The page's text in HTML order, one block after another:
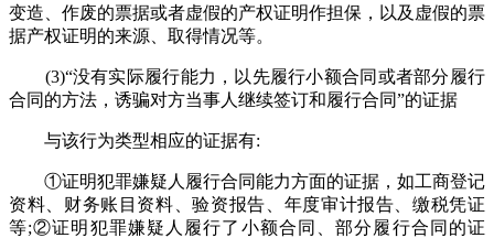
变造、作废的票据或者虚假的产权证明作担保，以及虚假的票
据产权证明的来源、取得情况等。
(3)“没有实际履行能力，以先履行小额合同或者部分履行
合同的方法，诱骗对方当事人继续签订和履行合同”的证据
与该行为类型相应的证据有:
①证明犯罪嫌疑人履行合同能力方面的证据，如工商登记
资料、财务账目资料、验资报告、年度审计报告、缴税凭证
等;②证明犯罪嫌疑人履行了小额合同、部分履行合同的证